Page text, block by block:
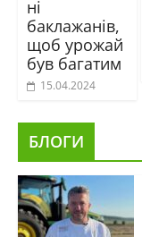
ні
баклажанів,
щоб урожай
був багатим
15.04.2024
БЛОГИ